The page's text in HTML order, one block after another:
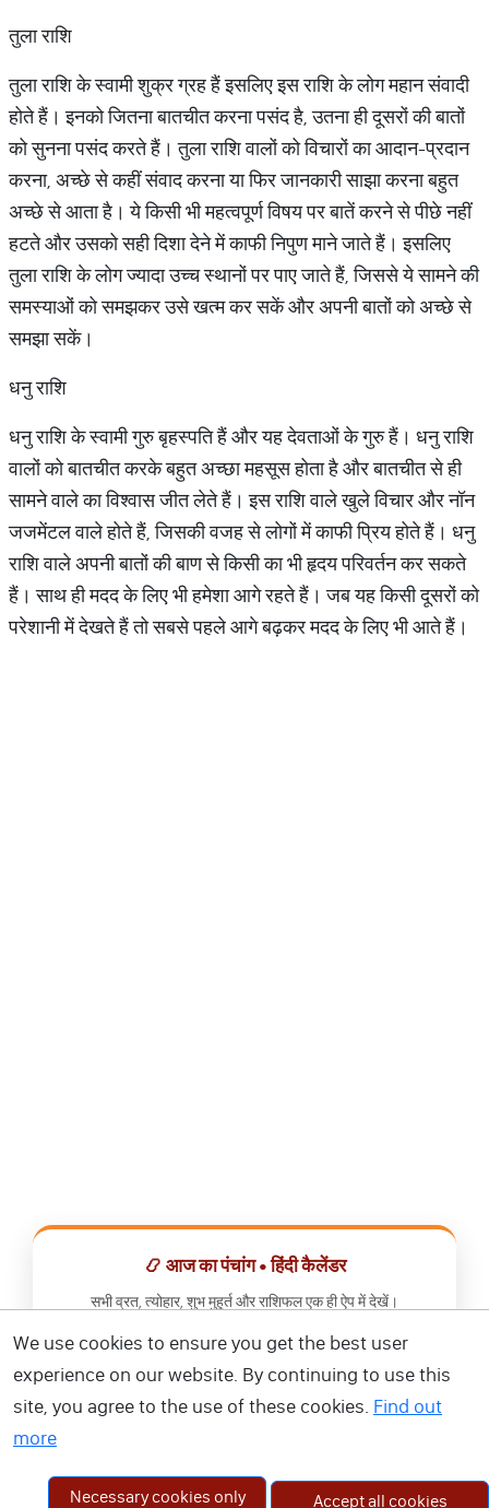
तुला राशि
तुला राशि के स्वामी शुक्र ग्रह हैं इसलिए इस राशि के लोग महान संवादी
होते हैं। इनको जितना बातचीत करना पसंद है, उतना ही दूसरों की बातों
को सुनना पसंद करते हैं। तुला राशि वालों को विचारों का आदान-प्रदान
करना, अच्छे से कहीं संवाद करना या फिर जानकारी साझा करना बहुत
अच्छे से आता है। ये किसी भी महत्वपूर्ण विषय पर बातें करने से पीछे नहीं
हटते और उसको सही दिशा देने में काफी निपुण माने जाते हैं। इसलिए
तुला राशि के लोग ज्यादा उच्च स्थानों पर पाए जाते हैं, जिससे ये सामने की
समस्याओं को समझकर उसे खत्म कर सकें और अपनी बातों को अच्छे से
समझा सकें।
धनु राशि
धनु राशि के स्वामी गुरु बृहस्पति हैं और यह देवताओं के गुरु हैं। धनु राशि
वालों को बातचीत करके बहुत अच्छा महसूस होता है और बातचीत से ही
सामने वाले का विश्वास जीत लेते हैं। इस राशि वाले खुले विचार और नॉन
जजमेंटल वाले होते हैं, जिसकी वजह से लोगों में काफी प्रिय होते हैं। धनु
राशि वाले अपनी बातों की बाण से किसी का भी हृदय परिवर्तन कर सकते
हैं। साथ ही मदद के लिए भी हमेशा आगे रहते हैं। जब यह किसी दूसरों को
परेशानी में देखते हैं तो सबसे पहले आगे बढ़कर मदद के लिए भी आते हैं।
📿 आज का पंचांग • हिंदी कैलेंडर
सभी व्रत, त्योहार, शुभ मुहूर्त और राशिफल एक ही ऐप में देखें।
📅 हिंदी कैलेंडर ऐप डाउनलोड करें
We use cookies to ensure you get the best user
experience on our website. By continuing to use this
site, you agree to the use of these cookies. Find out
more
Necessary cookies only Accept all cookies